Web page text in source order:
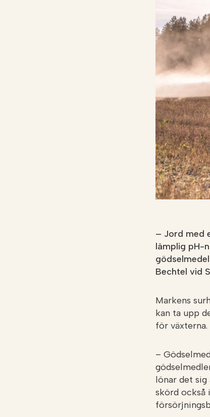
– Jord med
lämplig pH-
Bechtel vid
Markens
kan ta upp
för
–
lönar det
skörd också